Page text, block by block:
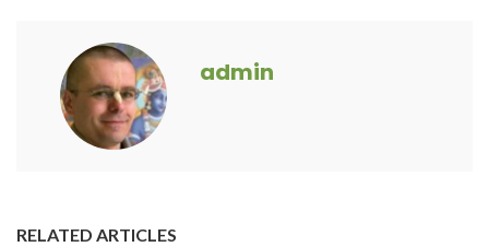
admin
RELATED ARTICLES